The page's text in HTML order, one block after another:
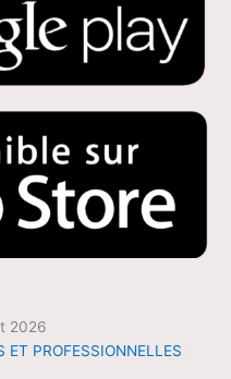
2026
ET PROFESSIONNELLES